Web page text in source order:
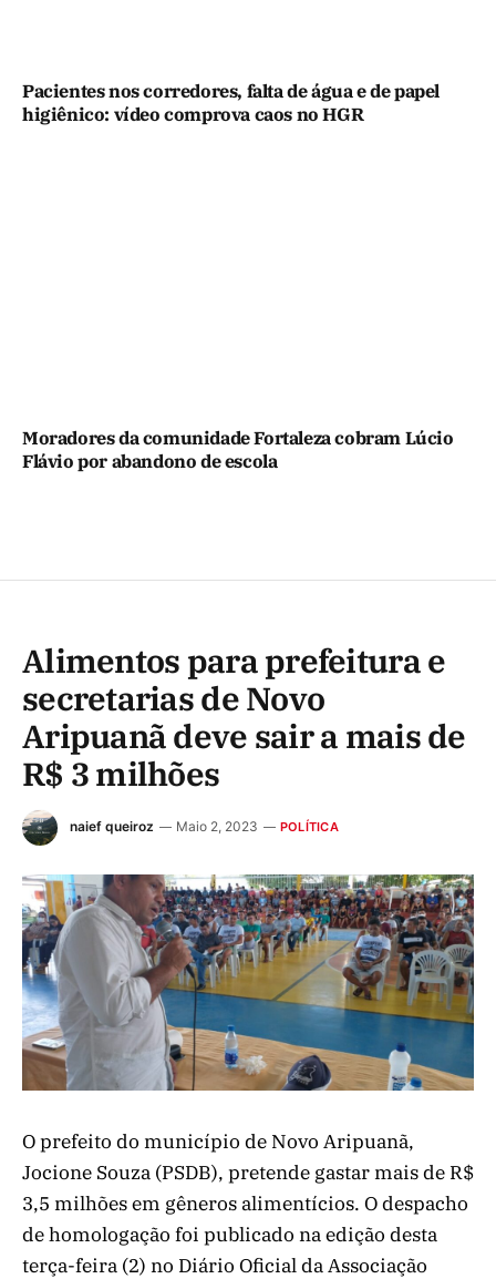
Pacientes nos corredores, falta de água e de papel
higiênico: vídeo comprova caos no HGR
Moradores da comunidade Fortaleza cobram Lúcio
Flávio por abandono de escola
Alimentos para prefeitura e
secretarias de Novo
Aripuanã deve sair a mais de
R$ 3 milhões
naief queiroz Maio 2, 2023 POLÍTICA
O prefeito do município de Novo Aripuanã,
Jocione Souza (PSDB), pretende gastar mais de R$
3,5 milhões em gêneros alimentícios. O despacho
de homologação foi publicado na edição desta
terça-feira (2) no Diário Oficial da Associação